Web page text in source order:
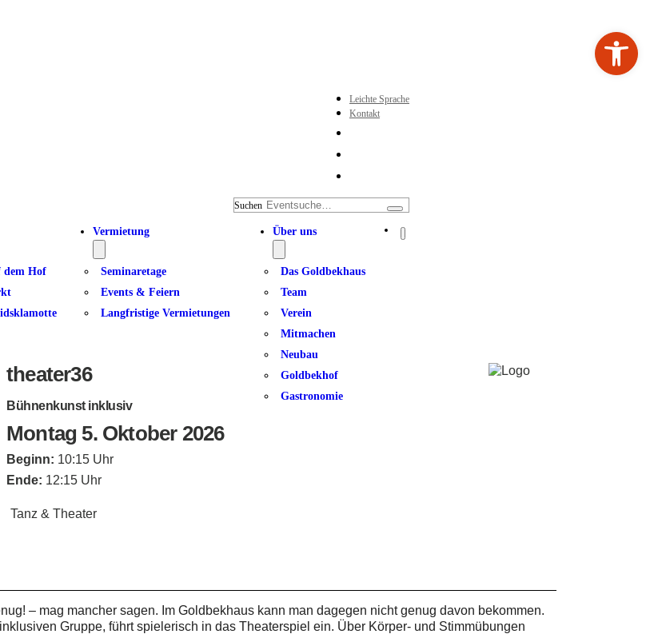
Leichte Sprache
Kontakt
Suchen
dem Hof
Vermietung
Seminaretage
Events & Feiern
Langfristige Vermietungen
Über uns
Das Goldbekhaus
Team
Verein
Mitmachen
Neubau
Goldbekhof
Gastronomie
theater36
Bühnenkunst inklusiv
Montag 5. Oktober 2026
Beginn: 10:15 Uhr
Ende: 12:15 Uhr
Tanz & Theater
– mag mancher sagen. Im Goldbekhaus kann man dagegen nicht genug davon bekommen.
Gruppe, führt spielerisch in das Theaterspiel ein. Über Körper- und Stimmübungen